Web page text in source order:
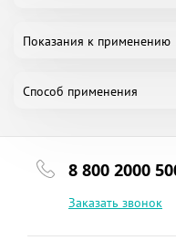
Показания к применению
Способ применения
8 800 2000
Заказать звонок